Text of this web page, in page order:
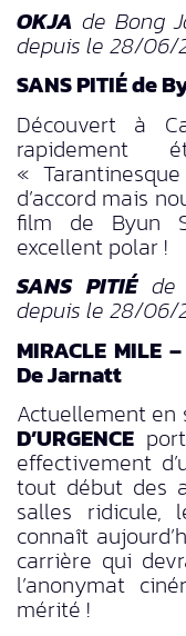
OKJA de Bong
depuis le 28/06/
SANS PITIÉ de
Découvert à
«
d’accord mais
film de Byun
excellent polar !
SANS PITIÉde
depuis le 28/06/
MIRACLE MILE
De Jarnatt
Actuellement en
D’URGENCE
effectivement
tout début des
salles ridicule,
connaît
carrière qui
l’anonymat
mérité !